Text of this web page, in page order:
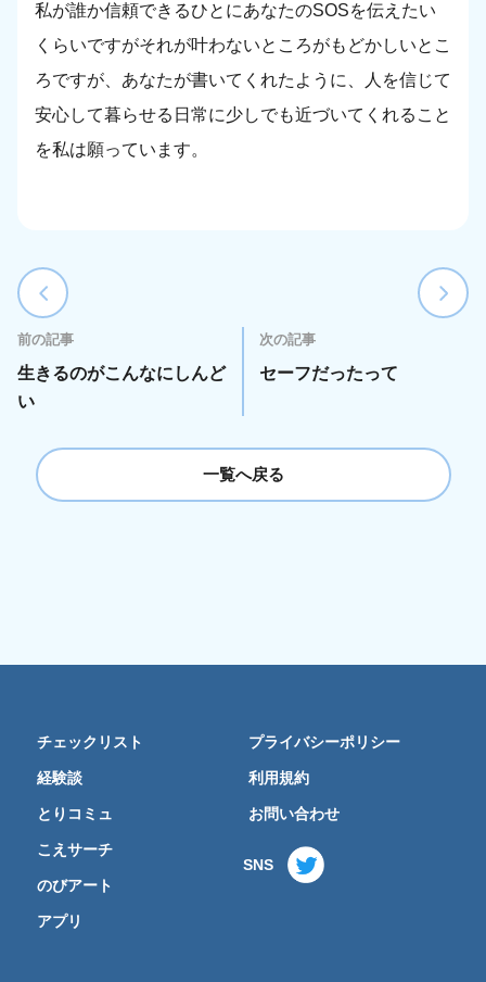
私が誰か信頼できるひとにあなたのSOSを伝えたい
くらいですがそれが叶わないところがもどかしいとこ
ろですが、あなたが書いてくれたように、人を信じて
安心して暮らせる日常に少しでも近づいてくれること
を私は願っています。
前の記事
生きるのがこんなにしんど
い
次の記事
セーフだったって
一覧へ戻る
チェックリスト
経験談
とりコミュ
こえサーチ
のびアート
アプリ
プライバシーポリシー
利用規約
お問い合わせ
SNS